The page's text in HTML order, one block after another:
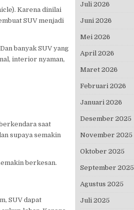
Karena dinilai
SUV menjadi
banyak SUV yang
interior nyaman,
saat
supaya semakin
berkesan.
SUV dapat
Juli 2026
Juni 2026
Mei 2026
April 2026
Maret 2026
Februari 2026
Januari 2026
Desember 2025
November 2025
Oktober 2025
September 2025
Agustus 2025
Juli 2025